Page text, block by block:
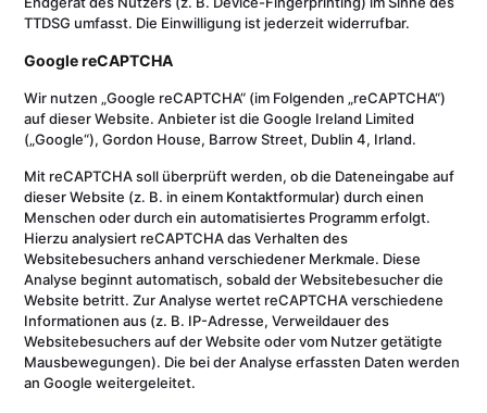
TTDSG umfasst. Die Einwilligung ist jederzeit widerrufbar.
Google reCAPTCHA
Wir nutzen „Google reCAPTCHA“ (im Folgenden „reCAPTCHA“)
auf dieser Website. Anbieter ist die Google Ireland Limited
(„Google“), Gordon House, Barrow Street, Dublin 4, Irland.
Mit reCAPTCHA soll überprüft werden, ob die Dateneingabe auf
dieser Website (z. B. in einem Kontaktformular) durch einen
Menschen oder durch ein automatisiertes Programm erfolgt.
Hierzu analysiert reCAPTCHA das Verhalten des
Websitebesuchers anhand verschiedener Merkmale. Diese
Analyse beginnt automatisch, sobald der Websitebesucher die
Website betritt. Zur Analyse wertet reCAPTCHA verschiedene
Informationen aus (z. B. IP-Adresse, Verweildauer des
Websitebesuchers auf der Website oder vom Nutzer getätigte
Mausbewegungen). Die bei der Analyse erfassten Daten werden
an Google weitergeleitet.